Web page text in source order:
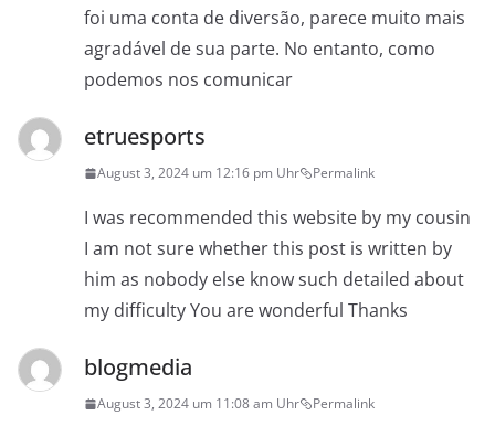
foi uma conta de diversão, parece muito mais
agradável de sua parte. No entanto, como
podemos nos comunicar
etruesports
August 3, 2024 um 12:16 pm Uhr Permalink
I was recommended this website by my cousin
I am not sure whether this post is written by
him as nobody else know such detailed about
my difficulty You are wonderful Thanks
blogmedia
August 3, 2024 um 11:08 am Uhr Permalink